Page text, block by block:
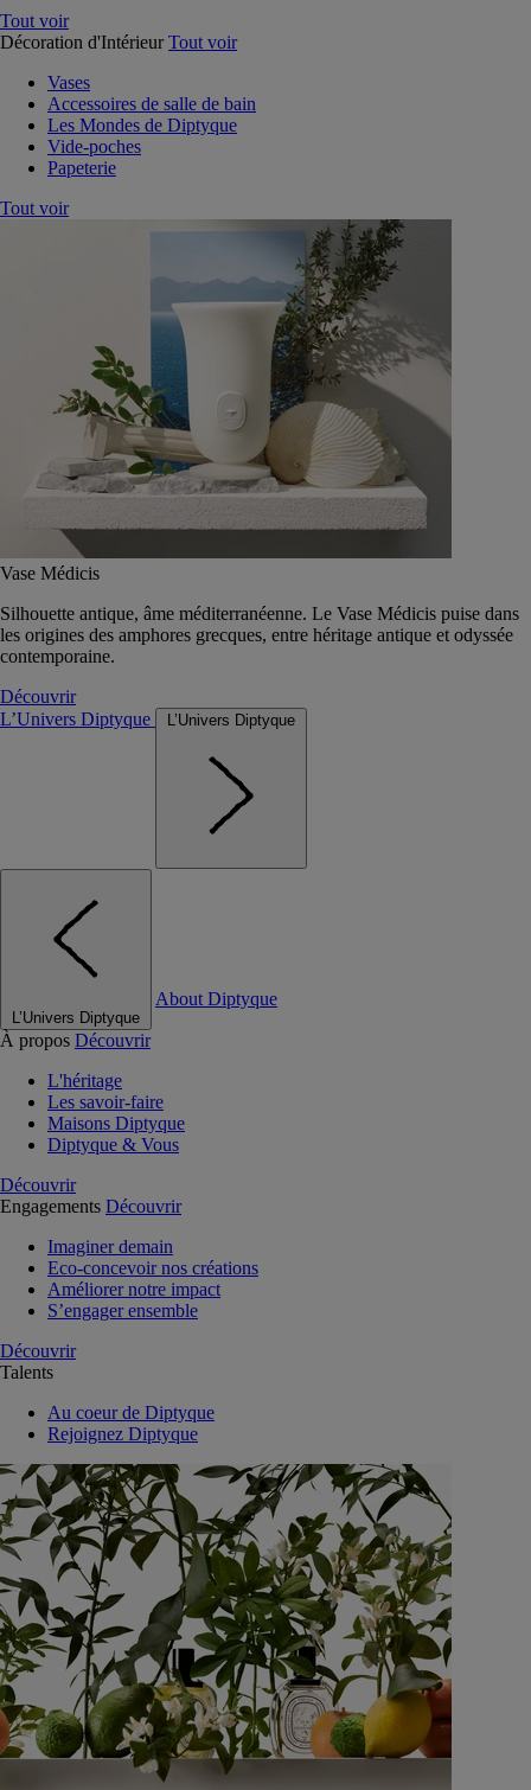
Tout voir
Décoration d'Intérieur Tout voir
Vases
Accessoires de salle de bain
Les Mondes de Diptyque
Vide-poches
Papeterie
Tout voir
Vase Médicis
Silhouette antique, âme méditerranéenne. Le Vase Médicis puise dans
les origines des amphores grecques, entre héritage antique et odyssée
contemporaine.
Découvrir
L’Univers Diptyque
L’Univers Diptyque
L’Univers Diptyque
About Diptyque
À propos Découvrir
L'héritage
Les savoir-faire
Maisons Diptyque
Diptyque & Vous
Découvrir
Engagements Découvrir
Imaginer demain
Eco-concevoir nos créations
Améliorer notre impact
S’engager ensemble
Découvrir
Talents
Au coeur de Diptyque
Rejoignez Diptyque